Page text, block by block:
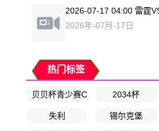
2026-07-17 04:00 雷霆
2026年-07月-17日
热门标签
贝贝杯青少赛C组第2轮2034杯
失利 锡尔克堡